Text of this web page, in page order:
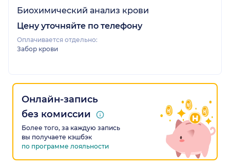
Биохимический анализ крови
Цену уточняйте по телефону
Оплачивается отдельно:
Забор крови
Онлайн-запись
без комиссии
Более того, за каждую запись
вы получаете кэшбэк
по программе лояльности